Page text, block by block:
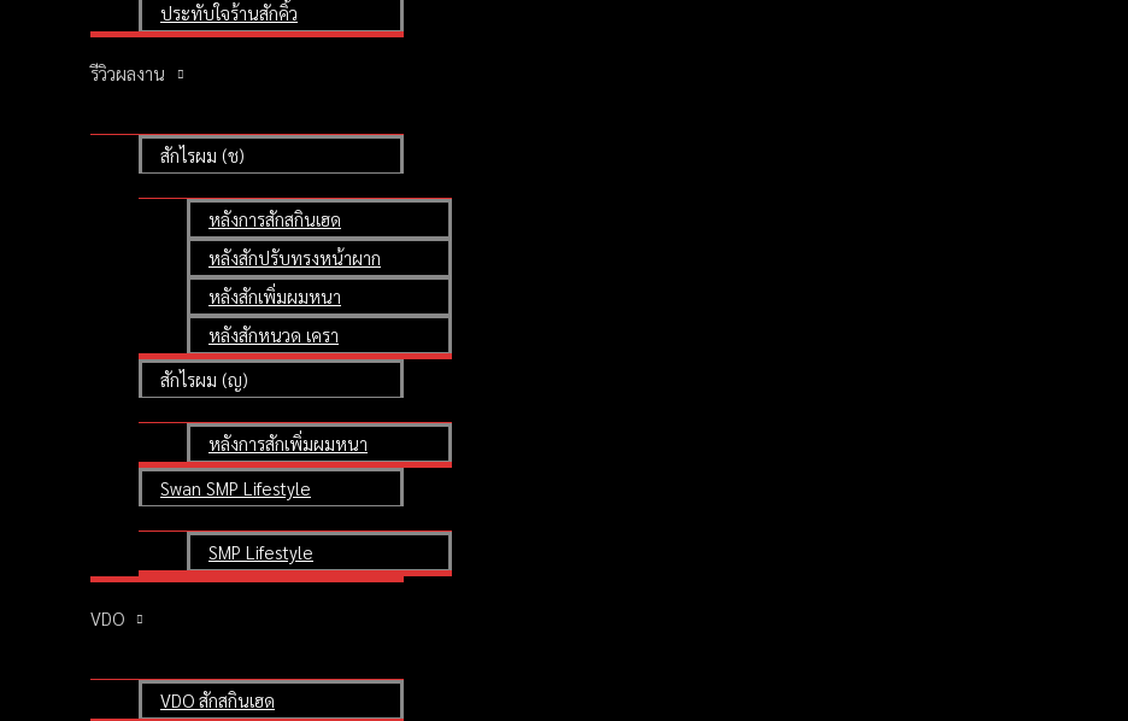
ประทับใจร้านสักคิ้ว
รีวิวผลงาน
สักไรผม (ช)
หลังการสักสกินเฮด
หลังสักปรับทรงหน้าผาก
หลังสักเพิ่มผมหนา
หลังสักหนวด เครา
สักไรผม (ญ)
หลังการสักเพิ่มผมหนา
Swan SMP Lifestyle
SMP Lifestyle
VDO
VDO สักสกินเฮด
SMP Private Class
เรียนสักสกินเฮด สักตอผม 3 มิติ
เน้นฝึกสอนปฏิบัติกับหุ่นจริง
Mr. Potjanach Poolmanad (Student)
คุณ พจณาช พูนมานัช (นักเรียน)
Teach & Control by Master Swan